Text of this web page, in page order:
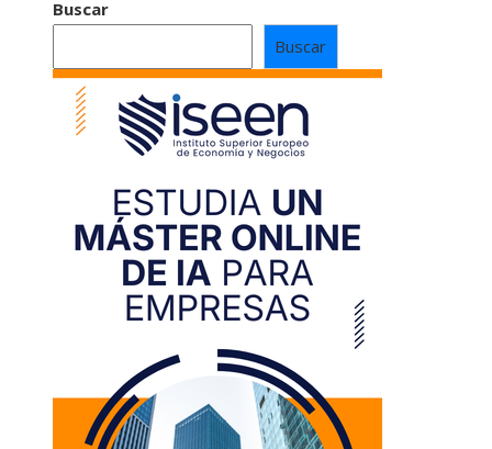
Buscar
Buscar